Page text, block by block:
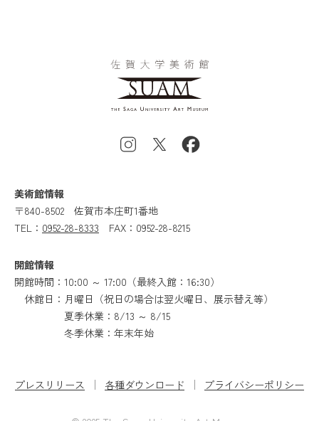
美術館情報
〒840-8502 佐賀市本庄町1番地
TEL： 0952-28-8333 FAX：0952-28-8215
開館情報
開館時間：10:00 ～ 17:00（最終入館：16:30）
休館日：月曜日（祝日の場合は翌火曜日、展示替え等）
夏季休業：8/13 ～ 8/15
冬季休業：年末年始
プレスリリース 各種ダウンロード プライバシーポリシー